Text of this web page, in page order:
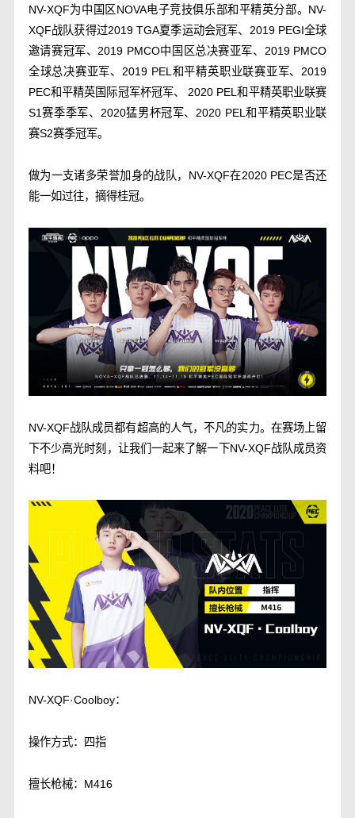
NV-XQF为中国区NOVA电子竞技俱乐部和平精英分部。NV-
XQF战队获得过2019 TGA夏季运动会冠军、2019 PEGI全球
邀请赛冠军、2019 PMCO中国区总决赛亚军、2019 PMCO
全球总决赛亚军、2019 PEL和平精英职业联赛亚军、2019
PEC和平精英国际冠军杯冠军、 2020 PEL和平精英职业联赛
S1赛季季军、2020猛男杯冠军、2020 PEL和平精英职业联
赛S2赛季冠军。
做为一支诸多荣誉加身的战队，NV-XQF在2020 PEC是否还
能一如过往，摘得桂冠。
NV-XQF战队成员都有超高的人气，不凡的实力。在赛场上留
下不少高光时刻，让我们一起来了解一下NV-XQF战队成员资
料吧！
NV-XQF·Coolboy：
操作方式：四指
擅长枪械：M416